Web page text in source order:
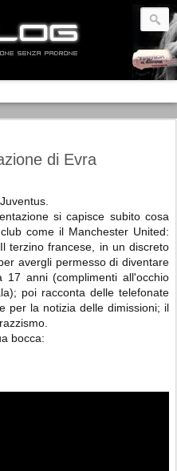
di Evra
si capisce subito cosa
come il Manchester United:
terzino francese, in un discreto
avergli permesso di diventare
17 anni (complimenti all'occhio
poi racconta delle telefonate
per la notizia delle dimissioni; il
bocca: